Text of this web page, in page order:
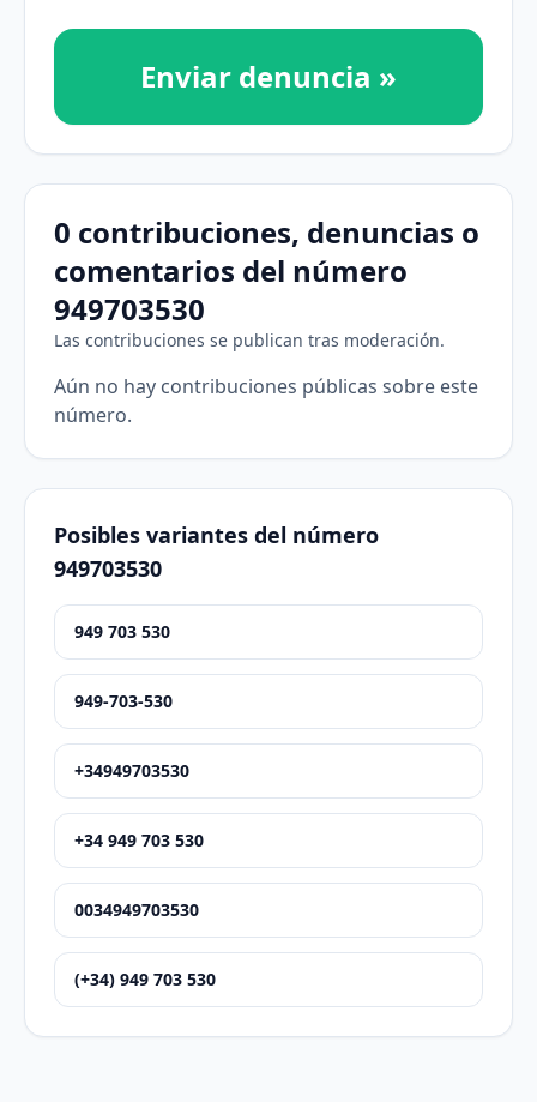
Enviar denuncia »
0 contribuciones, denuncias o
comentarios del número
949703530
Las contribuciones se publican tras moderación.
Aún no hay contribuciones públicas sobre este
número.
Posibles variantes del número
949703530
949 703 530
949-703-530
+34949703530
+34 949 703 530
0034949703530
(+34) 949 703 530